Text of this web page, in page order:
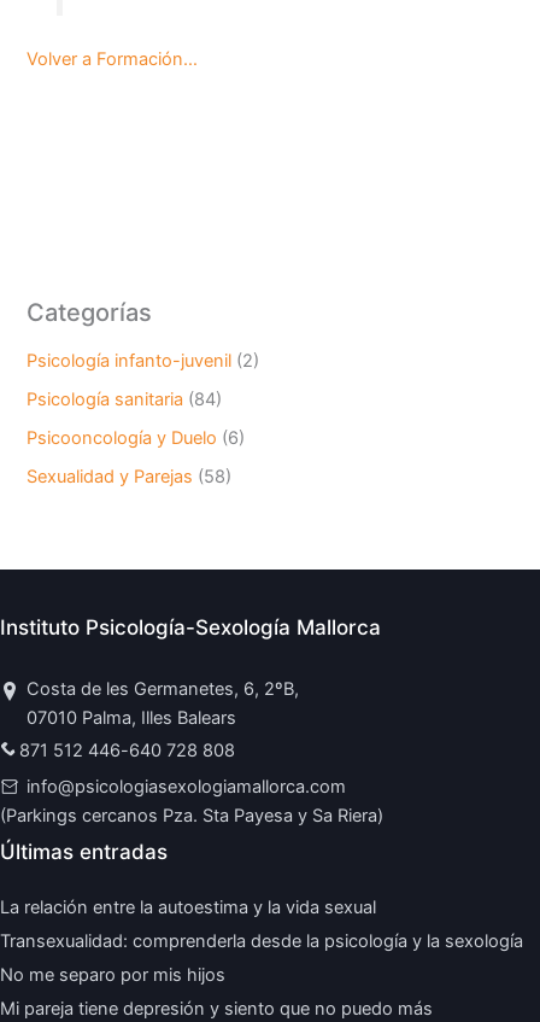
Volver a Formación…
Categorías
Psicología infanto-juvenil (2)
Psicología sanitaria (84)
Psicooncología y Duelo (6)
Sexualidad y Parejas (58)
Instituto Psicología-Sexología Mallorca
Costa de les Germanetes, 6, 2ºB,
07010 Palma, Illes Balears
871 512 446-640 728 808
info@psicologiasexologiamallorca.com
(Parkings cercanos Pza. Sta Payesa y Sa Riera)
Últimas entradas
La relación entre la autoestima y la vida sexual
Transexualidad: comprenderla desde la psicología y la sexología
No me separo por mis hijos
Mi pareja tiene depresión y siento que no puedo más